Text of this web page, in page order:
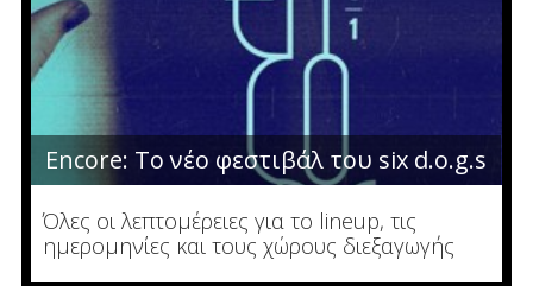
Encore: Το νέο φεστιβάλ του six d.o.g.s
Όλες οι λεπτομέρειες για το lineup, τις
ημερομηνίες και τους χώρους διεξαγωγής